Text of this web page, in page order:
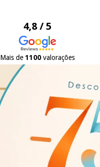
4,8 / 5
Mais de 1100valorações